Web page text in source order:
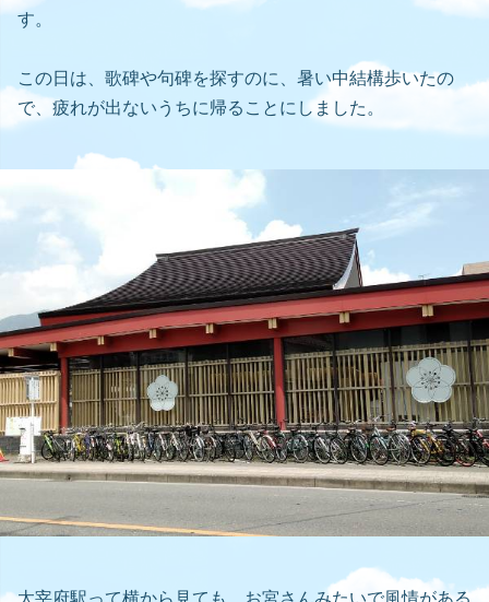
す。
この日は、歌碑や句碑を探すのに、暑い中結構歩いたの
で、疲れが出ないうちに帰ることにしました。
太宰府駅って横から見ても、お宮さんみたいで風情がある